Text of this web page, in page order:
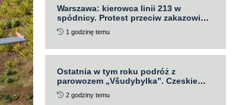
Warszawa: kierowca linii 213 w
spódnicy. Protest przeciw zakazowi
krótkich spodni
1 godzinę temu
Ostatnia w tym roku podróż z
parowozem „Všudybylka”. Czeskie
Koleje zapraszają na finał cyklu
„Jihočeské léto s párou”
2 godziny temu